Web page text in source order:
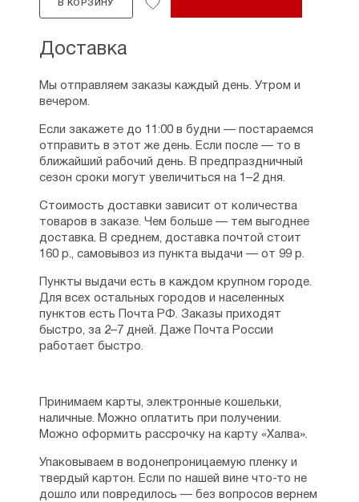
В КОРЗИНУ
Доставка
Мы отправляем заказы каждый день. Утром и
вечером.
Если закажете до 11:00 в будни — постараемся
отправить в этот же день. Если после — то в
ближайший рабочий день. В предпраздничный
сезон сроки могут увеличиться на 1–2 дня.
Стоимость доставки зависит от количества
товаров в заказе. Чем больше — тем выгоднее
доставка. В среднем, доставка почтой стоит
160 р., самовывоз из пункта выдачи — от 99 р.
Пункты выдачи есть в каждом крупном городе.
Для всех остальных городов и населенных
пунктов есть Почта РФ. Заказы приходят
быстро, за 2–7 дней. Даже Почта России
работает быстро.
Принимаем карты, электронные кошельки,
наличные. Можно оплатить при получении.
Можно оформить рассрочку на карту «Халва».
Упаковываем в водонепроницаемую пленку и
твердый картон. Если по нашей вине что-то не
дошло или повредилось — без вопросов вернем